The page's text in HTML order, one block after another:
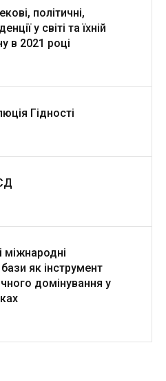
політичні,
у світі та їхній
в 2021 році
Гідності
міжнародні
як інструмент
домінування у